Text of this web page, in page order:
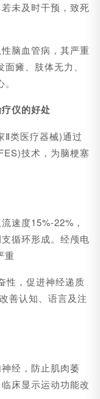
未及时干预，致死
脑血管病，其严重
瘫、肢体无力、
仪的好处
类医疗器械)通过
技术，为脑梗塞
速度15%-22%，
循环形成。经颅电
重
，促进神经递质
善认知、语言及注
经，防止肌肉萎
床显示运动功能改